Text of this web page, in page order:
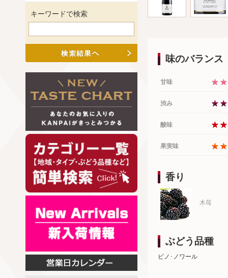
味のバランス
甘味
渋み
酸味
果実味
香り
木苺
ぶどう品種
ピノ･ノワール
キーワードで検索